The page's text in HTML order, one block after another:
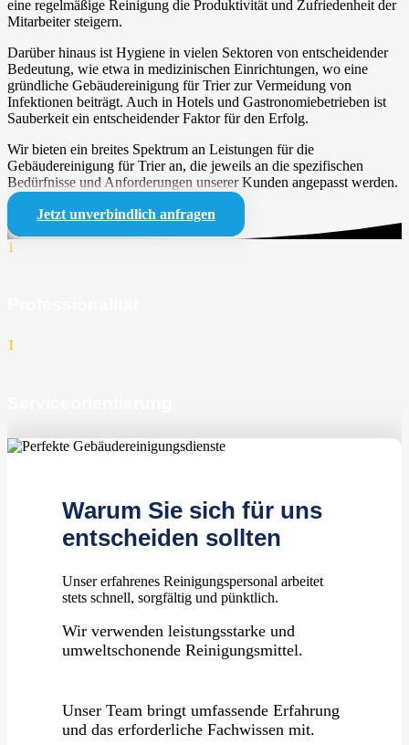
eine regelmäßige Reinigung die Produktivität und Zufriedenheit der
Mitarbeiter steigern.
Darüber hinaus ist Hygiene in vielen Sektoren von entscheidender
Bedeutung, wie etwa in medizinischen Einrichtungen, wo eine
gründliche Gebäudereinigung für Trier zur Vermeidung von
Infektionen beiträgt. Auch in Hotels und Gastronomiebetrieben ist
Sauberkeit ein entscheidender Faktor für den Erfolg.
Wir bieten ein breites Spektrum an Leistungen für die
Gebäudereinigung für Trier an, die jeweils an die spezifischen
Bedürfnisse und Anforderungen unserer Kunden angepasst werden.
Jetzt unverbindlich anfragen
1
1
1
zufriedene Kunden
Warum Sie sich für uns
entscheiden sollten
Unser erfahrenes Reinigungspersonal arbeitet
stets schnell, sorgfältig und pünktlich.
Wir verwenden leistungsstarke und
umweltschonende Reinigungsmittel.
Unser Team bringt umfassende Erfahrung
und das erforderliche Fachwissen mit.